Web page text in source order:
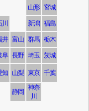
山形 宮城
新潟 福島
井 富山 群馬 栃木
阜 長野 埼玉 茨城
知 山梨 東京 千葉
静岡
神奈
川